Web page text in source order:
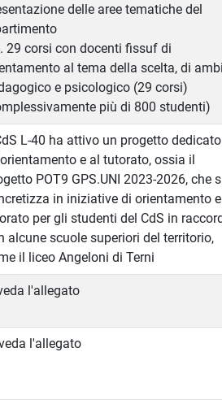
delle aree tematiche del
29 corsi con docenti fissuf di
al tema della scelta, di
e psicologico (29 corsi)
più di 800 studenti)
L-40 ha attivo un progetto dedicato
e al tutorato, ossia il
POT9 GPS.UNI 2023-2026, che
in iniziative di orientamento
per gli studenti del CdS in
alcune scuole superiori del territorio,
il liceo Angeloni di Terni
l'allegato
l'allegato